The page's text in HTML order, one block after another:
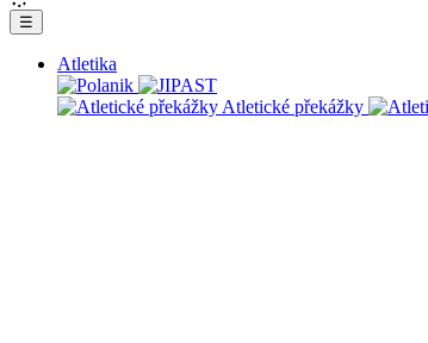
☰
Atletika
Atletické překážky